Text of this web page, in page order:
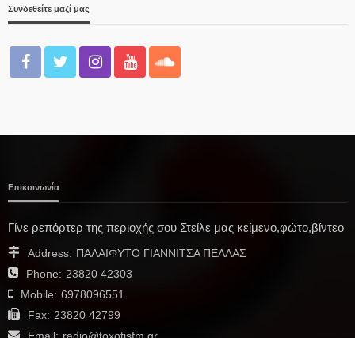
Συνδεθείτε μαζί μας
Επικοινωνία
Γίνε ρεπόρτερ της περιοχής σου Στείλε μας κείμενο,φώτο,βίντεο
Address: ΠΑΛΑΙΦΥΤΟ ΓΙΑΝΝΙΤΣΑ ΠΕΛΛΑΣ
Phone: 23820 42303
Mobile: 6978096551
Fax: 23820 42799
Email: radio@toxotisfm.gr